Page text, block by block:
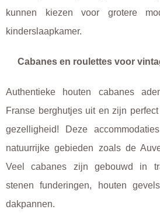
kunnen kiezen voor grotere
kinderslaapkamer.
Cabanes en roulettes voor
Authentieke houten cabanes
Franse berghutjes uit en zijn
gezelligheid! Deze
natuurrijke gebieden zoals de
Veel cabanes zijn gebouwd in
stenen funderingen, houten
dakpannen.